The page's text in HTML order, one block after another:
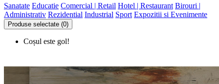
Sanatate Educatie Comercial | Retail Hotel | Restaurant Birouri |
Administrativ Rezidential Industrial Sport Expozitii si Evenimente
Produse selectate (0)
Coșul este gol!